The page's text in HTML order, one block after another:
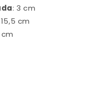
: 3 cm
cm
cm